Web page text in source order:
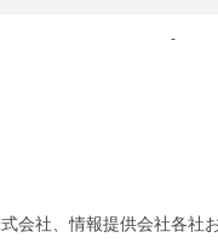
-
会社、情報提供会社各社